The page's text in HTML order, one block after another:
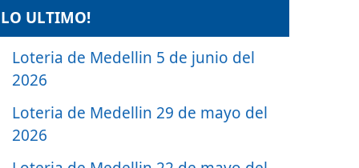
LO ULTIMO!
Loteria de Medellin 5 de junio del
2026
Loteria de Medellin 29 de mayo del
2026